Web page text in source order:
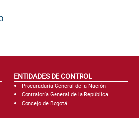
ENTIDADES DE CONTROL
Procuraduría General de la Nación
Contraloría General de la República
Concejo de Bogotá